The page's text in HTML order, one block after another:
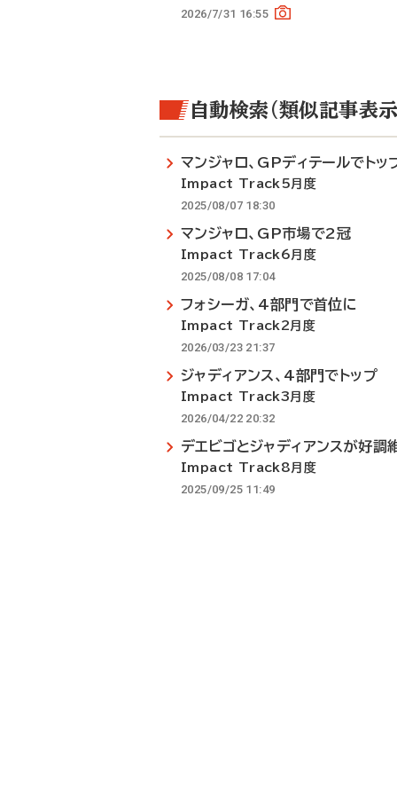
2026/7/31 16:55
自動検索（類似記事表示
マンジャロ、GPディテールでトッ
Impact Track5月度
2025/08/07 18:30
マンジャロ、GP市場で2冠
Impact Track6月度
2025/08/08 17:04
フォシーガ、4部門で首位に
Impact Track2月度
2026/03/23 21:37
ジャディアンス、4部門でトップ
Impact Track3月度
2026/04/22 20:32
デエビゴとジャディアンスが好調
Impact Track8月度
2025/09/25 11:49